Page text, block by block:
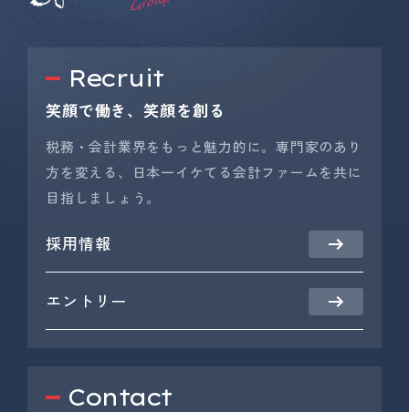
Recruit
笑顔で働き、笑顔を創る
税務・会計業界をもっと魅力的に。専門家のあり
方を変える、日本一イケてる会計ファームを共に
目指しましょう。
採用情報
エントリー
Contact